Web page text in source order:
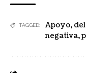
TAGGED: Apoyo, del
negativa,